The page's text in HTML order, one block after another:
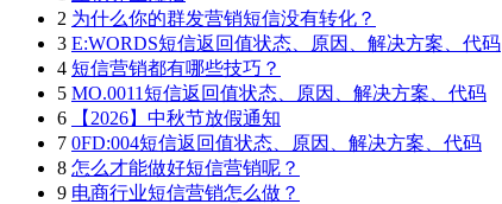
2 为什么你的群发营销短信没有转化？
3 E:WORDS短信返回值状态、原因、解决方案、代码
4 短信营销都有哪些技巧？
5 MO.0011短信返回值状态、原因、解决方案、代码
6
【2026】中秋节放假通知
7 0FD:004短信返回值状态、原因、解决方案、代码
8 怎么才能做好短信营销呢？
9 电商行业短信营销怎么做？